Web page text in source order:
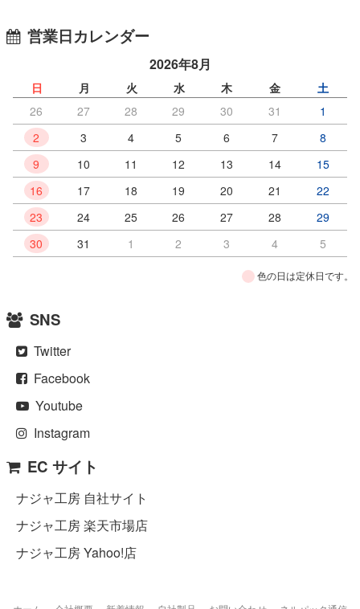
営業日カレンダー
2026年8月
日 月 火 水 木 金
土
26
27 28 29 30 31
1
2
3 4 5 6 7
8
9
10 11 12 13 14
15
16
17 18 19 20 21
22
23
24 25 26 27 28
29
30
31 1 2 3 4 5
色の日は定休日です。
SNS
Twitter
Facebook
Youtube
Instagram
EC サイト
ナジャ工房 自社サイト
ナジャ工房 楽天市場店
ナジャ工房 Yahoo!店